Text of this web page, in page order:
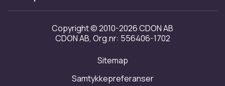
Jobbe på CDON
Investor relations
Tilgjengelighet
Copyright © 2010-2026 CDON AB
CDON AB, Org.nr: 556406-1702
Sitemap
Samtykkepreferanser